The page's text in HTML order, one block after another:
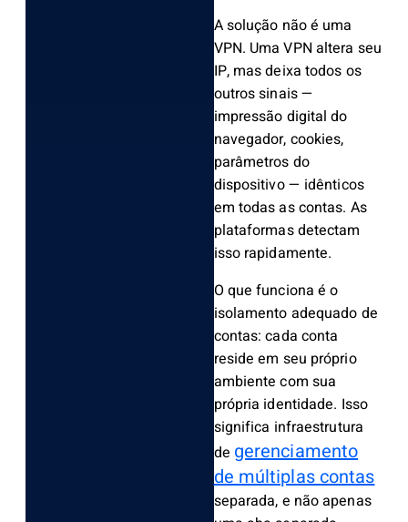
A solução não é uma
VPN. Uma VPN altera seu
IP, mas deixa todos os
outros sinais —
impressão digital do
navegador, cookies,
parâmetros do
dispositivo — idênticos
em todas as contas. As
plataformas detectam
isso rapidamente.
O que funciona é o
isolamento adequado de
contas: cada conta
reside em seu próprio
ambiente com sua
própria identidade. Isso
significa infraestrutura
de gerenciamento
de múltiplas contas
separada, e não apenas